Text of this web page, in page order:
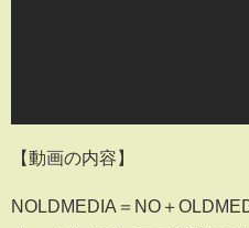
【動画の内容】
NOLDMEDIA＝NO＋